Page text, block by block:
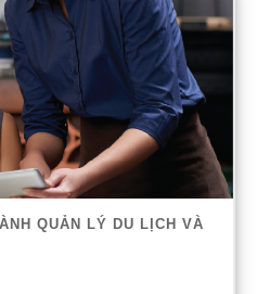
QUẢN LÝ DU LỊCH VÀ